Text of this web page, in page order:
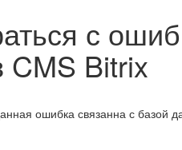
с
CMS Bitrix
ошибка связанна с